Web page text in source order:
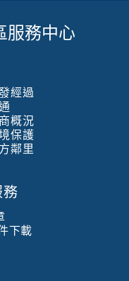
服務中心
經過
概況
保護
鄰里
務
下載